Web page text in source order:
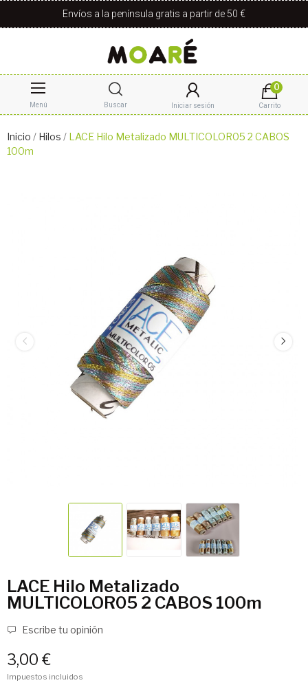
Envíos a la península gratis a partir de 50 €
Menú Buscar Iniciar sesión
0
Carrito
Inicio Hilos
LACE Hilo Metalizado MULTICOLOR05 2 CABOS
100m
LACE Hilo Metalizado
MULTICOLOR05 2 CABOS 100m
Escribe tu opinión
3,00 €
Impuestos incluidos